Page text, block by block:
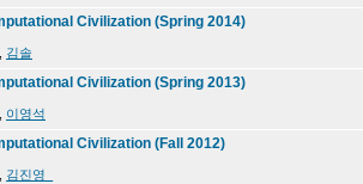
Civilization (Spring 2014)
김솔
Civilization (Spring 2013)
이영석
Civilization (Fall 2012)
김진영_